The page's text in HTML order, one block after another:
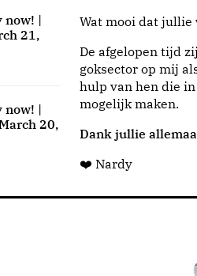
now! |
21,
now! |
20,
Wat mooi dat jullie
De afgelopen tijd
goksector op mij
hulp van hen die
mogelijk maken.
Dank jullie
❤️ Nardy